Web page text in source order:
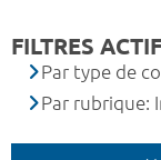
FILTRES
Par type de
Par rubrique: